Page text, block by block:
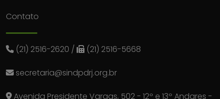
Contato
(21) 2516-2620 / (21) 2516-5668
secretaria@sindpdrj.org.br
Avenida Presidente Vargas, 502 - 12º e 13º Andares -